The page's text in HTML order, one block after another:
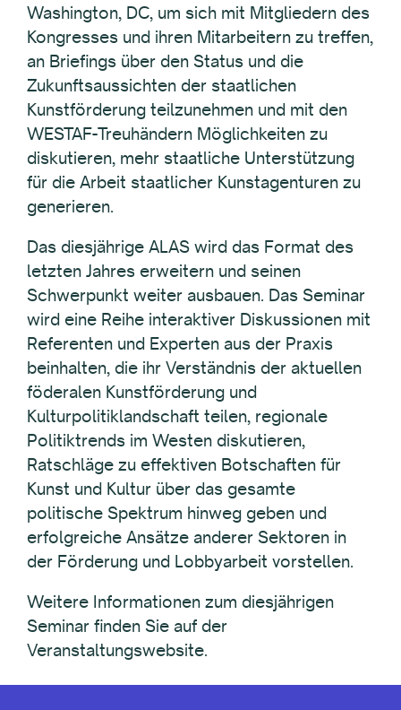
Washington, DC, um sich mit Mitgliedern des
Kongresses und ihren Mitarbeitern zu treffen,
an Briefings über den Status und die
Zukunftsaussichten der staatlichen
Kunstförderung teilzunehmen und mit den
WESTAF-Treuhändern Möglichkeiten zu
diskutieren, mehr staatliche Unterstützung
für die Arbeit staatlicher Kunstagenturen zu
generieren.
Das diesjährige ALAS wird das Format des
letzten Jahres erweitern und seinen
Schwerpunkt weiter ausbauen. Das Seminar
wird eine Reihe interaktiver Diskussionen mit
Referenten und Experten aus der Praxis
beinhalten, die ihr Verständnis der aktuellen
föderalen Kunstförderung und
Kulturpolitiklandschaft teilen, regionale
Politiktrends im Westen diskutieren,
Ratschläge zu effektiven Botschaften für
Kunst und Kultur über das gesamte
politische Spektrum hinweg geben und
erfolgreiche Ansätze anderer Sektoren in
der Förderung und Lobbyarbeit vorstellen.
Weitere Informationen zum diesjährigen
Seminar finden Sie auf der
Veranstaltungswebsite.